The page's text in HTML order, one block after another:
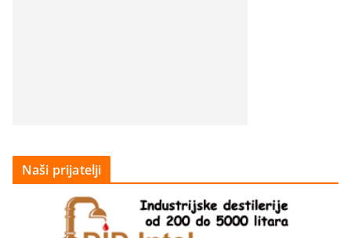
Naši prijatelji